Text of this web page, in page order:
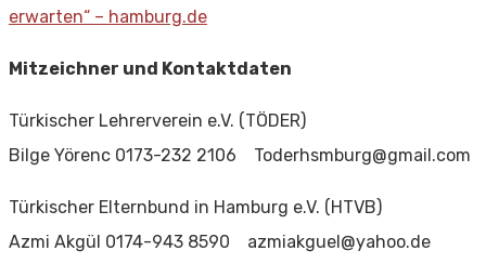
erwarten“ – hamburg.de
Mitzeichner und Kontaktdaten
Türkischer Lehrerverein e.V. (TÖDER)
Bilge Yörenc 0173-232 2106 Toderhsmburg@gmail.com
Türkischer Elternbund in Hamburg e.V. (HTVB)
Azmi Akgül 0174-943 8590 azmiakguel@yahoo.de